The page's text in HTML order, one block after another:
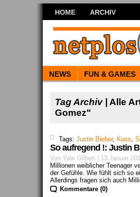
HOME ARCHIV
NEWS FUN & GAMES
Tag Archiv |
Alle
Gomez"
Tags: Justin Bieber, Kuss,
So aufregend !: Justin
Von Yale Gilbert | 13 Januar
Millionen weiblicher Teenager
der Gefühle. Wie fühlt sich so
Allerdings fragen sich auch
Kommentare (0)